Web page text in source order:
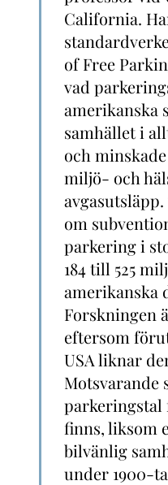
California.
of Free
vad
amerikanska
samhället i
och
miljö- och
om
parkering i
184 till 525
amerikanska
Forskningen
eftersom
USA liknar
Motsvarande
parkeringstal
finns, liksom
bilvänlig
under 1900-